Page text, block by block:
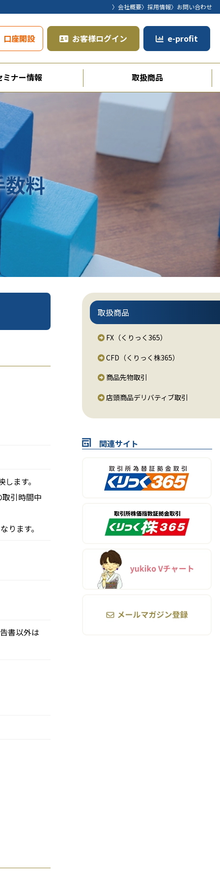
〉会社概要〉採用情報〉お問い合わせ
口座開設 お客様ログイン e-profit
ミナー情報 取扱商品
料
ます。
引時間中
ります。
書以外は
取扱商品
FX（くりっく365）
CFD（くりっく株365）
商品先物取引
店頭商品デリバティブ取引
関連サイト